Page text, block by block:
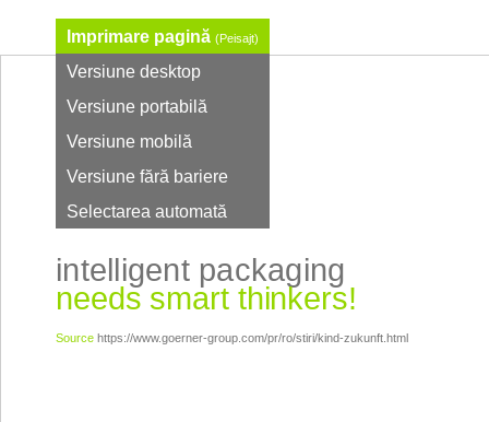
intelligent packaging
needs smart thinkers!
Source https://www.goerner-group.com/pr/ro/stiri/kind-zukunft.html
Imprimare pagină (Peisajt)
Versiune desktop
Versiune portabilă
Versiune mobilă
Versiune fără bariere
Selectarea automată